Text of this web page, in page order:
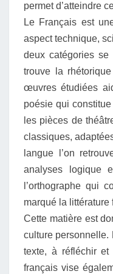
permet d’atteindre
Le Français est
aspect technique,
deux catégories
trouve la
œuvres étudiées
poésie qui
les pièces de
classiques,
langue l’on
analyses logique
l’orthographe qui
marqué la littérature
Cette matière est
culture personnelle.
texte, à réfléchir
français vise